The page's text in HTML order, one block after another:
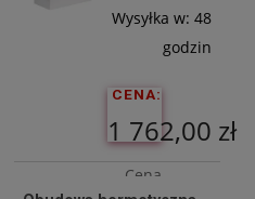
Wysyłka w: 48
godzin
CENA:
1 762,00 zł
Cena